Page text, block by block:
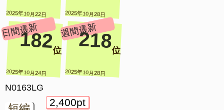
2025年10月22日 2025年10月28日
日間最新
182位
2025年10月24日
週間最新
218位
2025年10月28日
N0163LG
2,400pt